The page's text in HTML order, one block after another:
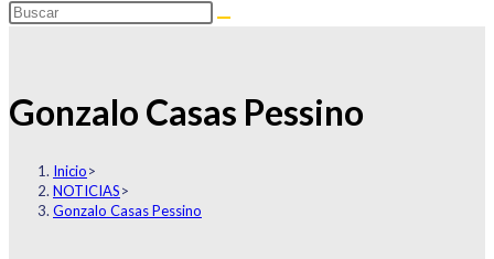
Gonzalo Casas Pessino
Inicio>
NOTICIAS>
Gonzalo Casas Pessino